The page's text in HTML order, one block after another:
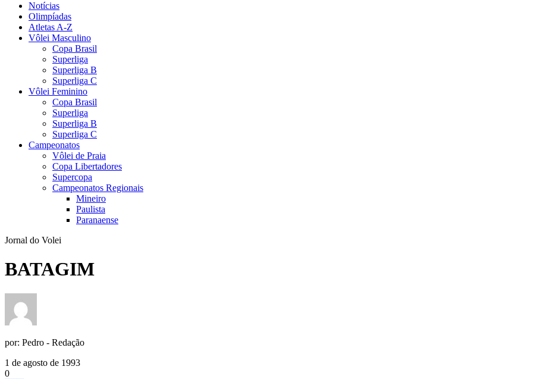
Notícias
Olimpíadas
Atletas A-Z
Vôlei Masculino
Copa Brasil
Superliga
Superliga B
Superliga C
Vôlei Feminino
Copa Brasil
Superliga
Superliga B
Superliga C
Campeonatos
Vôlei de Praia
Copa Libertadores
Supercopa
Campeonatos Regionais
Mineiro
Paulista
Paranaense
Jornal do Volei
BATAGIM
por: Pedro - Redação
1 de agosto de 1993
0